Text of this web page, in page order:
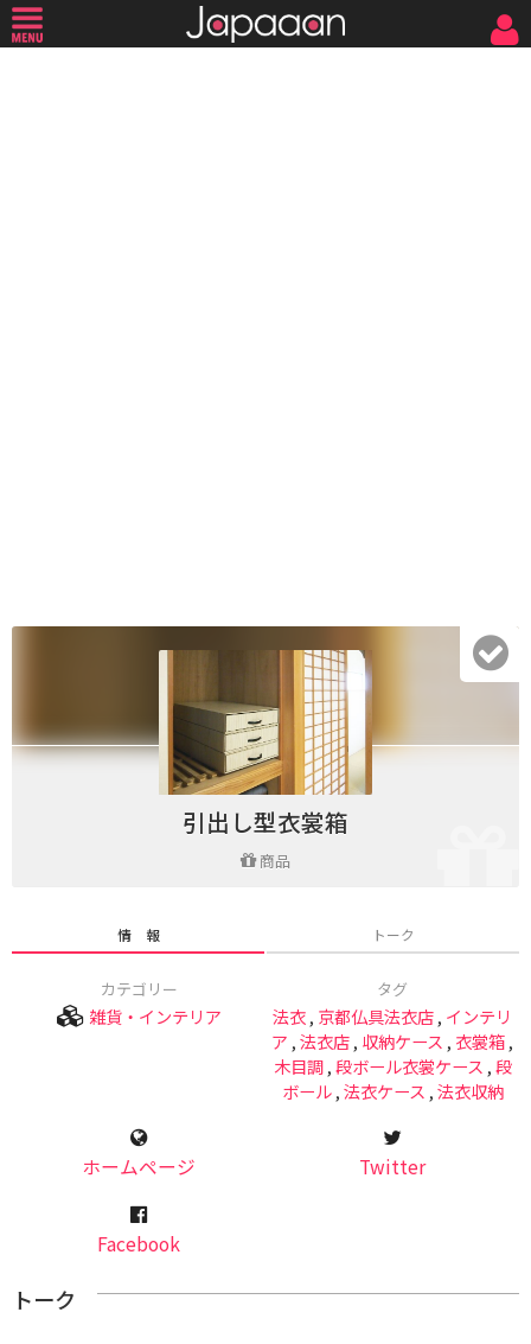
引出し型衣裳箱
商品
情 報 トーク
カテゴリー
雑貨・インテリア
タグ
法衣, 京都仏具法衣店, インテリ
ア ,法衣店, 収納ケース , 衣裳箱,
木目調,段ボール衣裳ケース ,段
ボール,法衣ケース ,法衣収納
ホームページ Twitter
Facebook
トーク